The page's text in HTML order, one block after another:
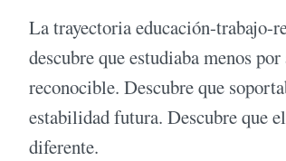
La trayectoria educación-trabajo-
descubre que estudiaba menos
reconocible. Descubre que
estabilidad futura. Descubre que
diferente.